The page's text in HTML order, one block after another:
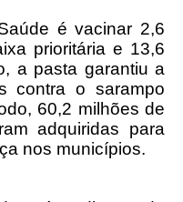
é vacinar 2,6
prioritária e 13,6
a pasta garantiu a
contra o sarampo
60,2 milhões de
adquiridas para
nos municípios.